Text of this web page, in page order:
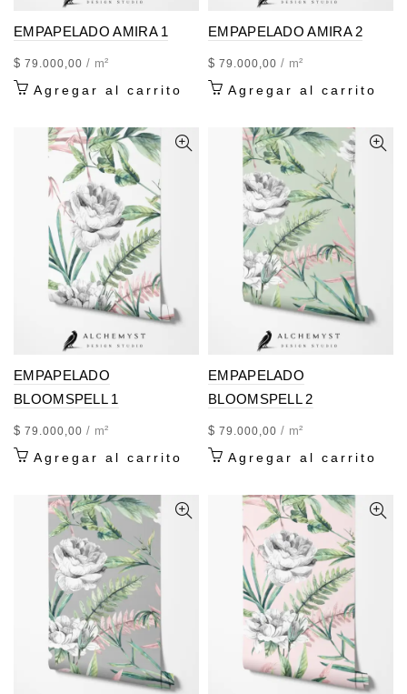
EMPAPELADO AMIRA 1
$ 79.000,00 / m²
Agregar al carrito
EMPAPELADO AMIRA 2
$ 79.000,00 / m²
Agregar al carrito
EMPAPELADO
BLOOMSPELL 1
$ 79.000,00 / m²
Agregar al carrito
EMPAPELADO
BLOOMSPELL 2
$ 79.000,00 / m²
Agregar al carrito